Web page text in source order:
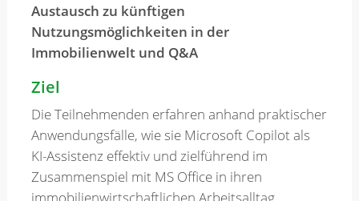
Austausch zu künftigen
Nutzungsmöglichkeiten in der
Immobilienwelt und Q&A
Ziel
Die Teilnehmenden erfahren anhand praktischer
Anwendungsfälle, wie sie Microsoft Copilot als
KI-Assistenz effektiv und zielführend im
Zusammenspiel mit MS Office in ihren